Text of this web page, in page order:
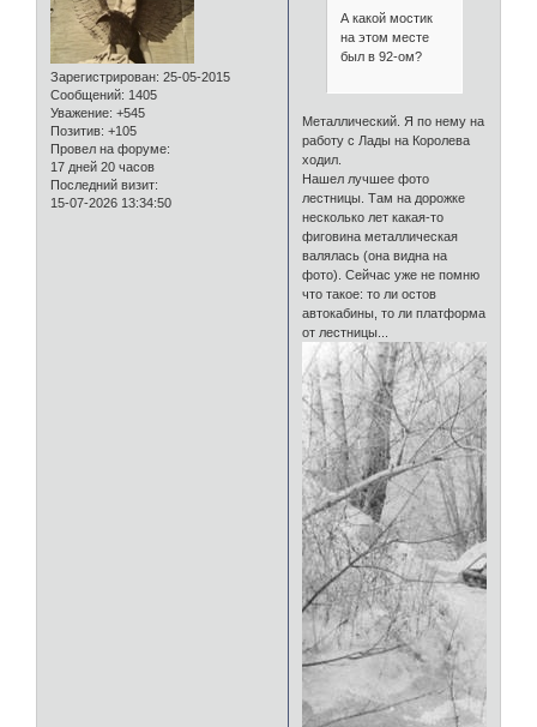
Зарегистрирован: 25-05-2015
Сообщений: 1405
Уважение: +545
Позитив: +105
Провел на форуме:
17 дней 20 часов
Последний визит:
15-07-2026 13:34:50
А какой мостик
на этом месте
был в 92-ом?
Металлический. Я по нему на
работу с Лады на Королева
ходил.
Нашел лучшее фото
лестницы. Там на дорожке
несколько лет какая-то
фиговина металлическая
валялась (она видна на
фото). Сейчас уже не помню
что такое: то ли остов
автокабины, то ли платформа
от лестницы...